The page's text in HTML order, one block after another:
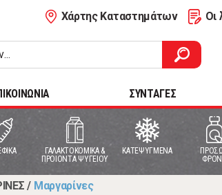
Χάρτης Καταστημάτων Οι
ΣΥΝΤΑΓΕΣ
ΓΑΛΑΚΤΟΚΟΜΙΚΑ &
ΠΡΟΙΟΝΤΑ ΨΥΓΕΙΟΥ
ΚΑΤΕΨΥΓΜΕΝΑ
/ Μαργαρίνες